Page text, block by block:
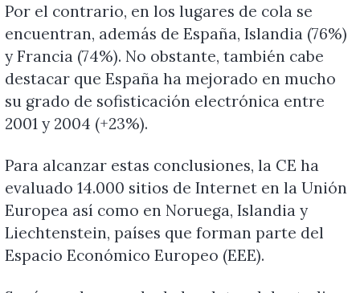
Por el contrario, en los lugares de cola se
encuentran, además de España, Islandia (76%)
y Francia (74%). No obstante, también cabe
destacar que España ha mejorado en mucho
su grado de sofisticación electrónica entre
2001 y 2004 (+23%).
Para alcanzar estas conclusiones, la CE ha
evaluado 14.000 sitios de Internet en la Unión
Europea así como en Noruega, Islandia y
Liechtenstein, países que forman parte del
Espacio Económico Europeo (EEE).